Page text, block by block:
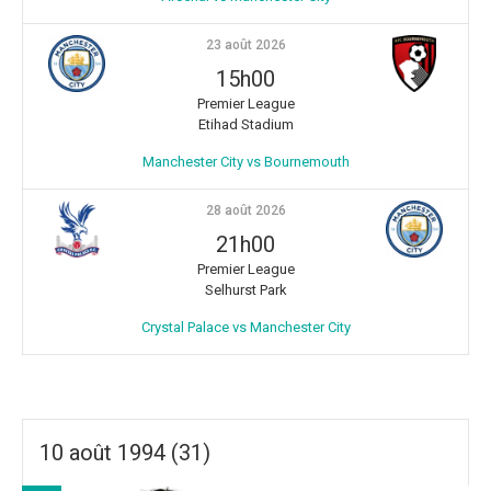
23 août 2026
15h00
Premier League
Etihad Stadium
Manchester City vs Bournemouth
28 août 2026
21h00
Premier League
Selhurst Park
Crystal Palace vs Manchester City
10 août 1994 (31)